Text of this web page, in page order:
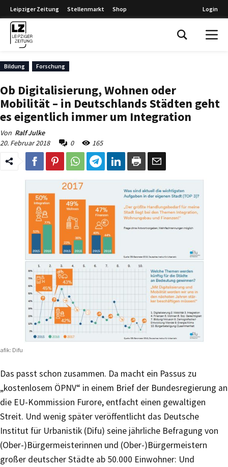
Leipziger Zeitung Stellenmarkt Shop Login
Bildung Forschung
Ob Digitalisierung, Wohnen oder
Mobilität – in Deutschlands Städten geht
es eigentlich immer um Integration
Von Ralf Julke
20. Februar 2018
0 165
Difu
Das passt schon zusammen. Da macht ein Passus zu
„kostenlosem ÖPNV“ in einem Brief der Bundesregierung an
die EU-Kommission Furore, entfacht einen gewaltigen
Streit. Und wenig später veröffentlicht das Deutsche
Institut für Urbanistik (Difu) seine jährliche Befragung von
(Ober-)Bürgermeisterinnen und (Ober-)Bürgermeistern
großer deutscher Städte ab 50.000 Einwohner: Und